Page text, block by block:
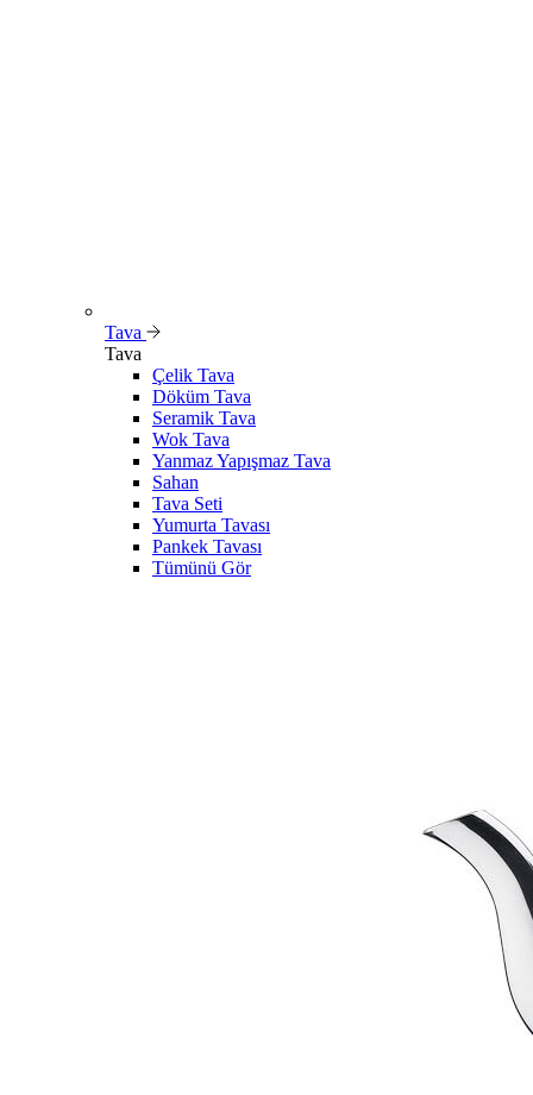
Tava
Tava
Çelik Tava
Döküm Tava
Seramik Tava
Wok Tava
Yanmaz Yapışmaz Tava
Sahan
Tava Seti
Yumurta Tavası
Pankek Tavası
Tümünü Gör